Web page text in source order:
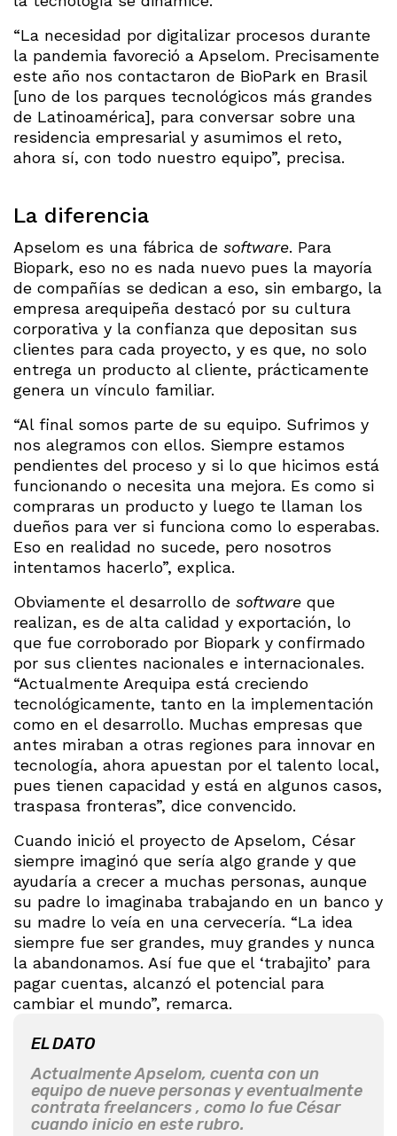
“La necesidad por digitalizar procesos durante
la pandemia favoreció a Apselom. Precisamente
este año nos contactaron de BioPark en Brasil
[uno de los parques tecnológicos más grandes
de Latinoamérica], para conversar sobre una
residencia empresarial y asumimos el reto,
ahora sí, con todo nuestro equipo”, precisa.
La diferencia
Apselom es una fábrica de software. Para
Biopark, eso no es nada nuevo pues la mayoría
de compañías se dedican a eso, sin embargo, la
empresa arequipeña destacó por su cultura
corporativa y la confianza que depositan sus
clientes para cada proyecto, y es que, no solo
entrega un producto al cliente, prácticamente
genera un vínculo familiar.
“Al final somos parte de su equipo. Sufrimos y
nos alegramos con ellos. Siempre estamos
pendientes del proceso y si lo que hicimos está
funcionando o necesita una mejora. Es como si
compraras un producto y luego te llaman los
dueños para ver si funciona como lo esperabas.
Eso en realidad no sucede, pero nosotros
intentamos hacerlo”, explica.
Obviamente el desarrollo de software que
realizan, es de alta calidad y exportación, lo
que fue corroborado por Biopark y confirmado
por sus clientes nacionales e internacionales.
“Actualmente Arequipa está creciendo
tecnológicamente, tanto en la implementación
como en el desarrollo. Muchas empresas que
antes miraban a otras regiones para innovar en
tecnología, ahora apuestan por el talento local,
pues tienen capacidad y está en algunos casos,
traspasa fronteras”, dice convencido.
Cuando inició el proyecto de Apselom, César
siempre imaginó que sería algo grande y que
ayudaría a crecer a muchas personas, aunque
su padre lo imaginaba trabajando en un banco y
su madre lo veía en una cervecería. “La idea
siempre fue ser grandes, muy grandes y nunca
la abandonamos. Así fue que el ‘trabajito’ para
pagar cuentas, alcanzó el potencial para
cambiar el mundo”, remarca.
EL DATO
Actualmente Apselom, cuenta con un
equipo de nueve personas y eventualmente
contrata freelancers , como lo fue César
cuando inicio en este rubro.